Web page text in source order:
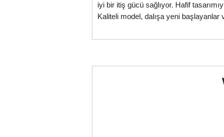
iyi bir itiş gücü sağlıyor. Hafif
Kaliteli model, dalışa yeni başlayanlar